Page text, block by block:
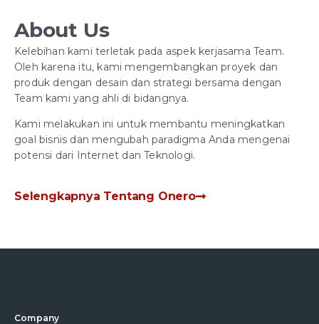
About Us
Kelebihan kami terletak pada aspek kerjasama Team.
Oleh karena itu, kami mengembangkan proyek dan
produk dengan desain dan strategi bersama dengan
Team kami yang ahli di bidangnya.
Kami melakukan ini untuk membantu meningkatkan
goal bisnis dan mengubah paradigma Anda mengenai
potensi dari Internet dan Teknologi.
Selengkapnya Tentang Onero
Company